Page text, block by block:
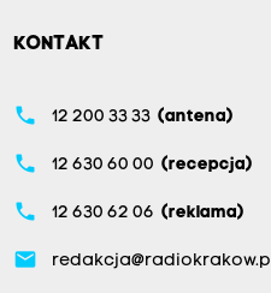
KONTAKT
phone 12 200 33 33 (antena)
phone 12 630 60 00 (recepcja)
phone 12 630 62 06 (reklama)
email redakcja@radiokrakow.pl